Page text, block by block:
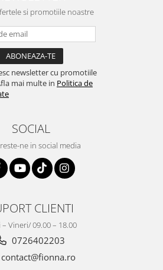
si promotiile noastre
newsletter cu promotiile
mai multe in Politica de
SOCIAL
ne in social media
CLIENTI
Vineri/ 09.00 – 18.00
0726402203
contact@fionna.ro